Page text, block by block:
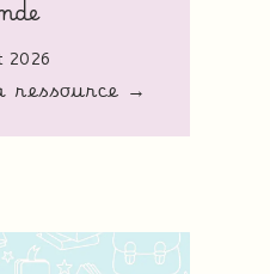
2026
ressource →